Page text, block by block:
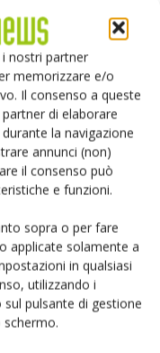
nostri partner
memorizzare e/o
Il consenso a queste
di elaborare
la navigazione
annunci (non)
il consenso può
e funzioni.
sopra o per fare
applicate solamente a
in qualsiasi
utilizzando i
pulsante di gestione
sui sensori